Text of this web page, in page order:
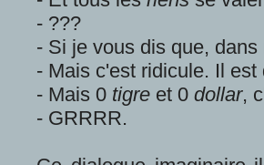
- ???
- Si je vous dis que,
- Mais c'est ridicule. Il
- Mais 0 tigre et 0 dollar,
- GRRRR.